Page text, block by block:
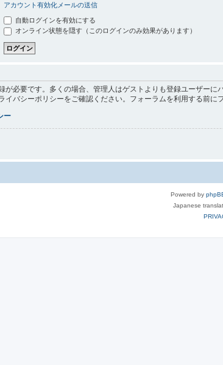
アカウント有効化メールの送信
自動ログインを有効にする
オンライン状態を隠す（このログインのみ効果があります）
が必要です。多くの場合、管理人はゲストよりも登録ユーザー
イバシーポリシーをご確認ください。フォーラムを利用する前に
ー
Powered by
Japanese